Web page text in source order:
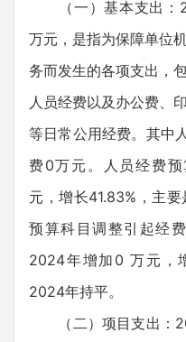
（一）基本支出：
万元，是指为保障单位
务而发生的各项支出，
人员经费以及办公费、
等日常公用经费。其中
费0万元。人员经费
元，增长41.83%，主
预算科目调整引起经
2024年增加0 万元，
2024年持平。
（二）项目支出：